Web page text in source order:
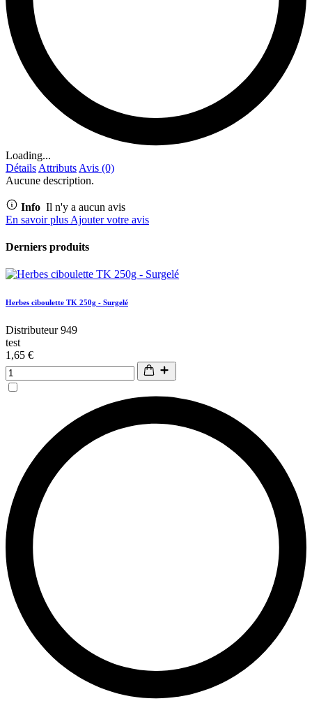
Loading...
Détails Attributs Avis (0)
Aucune description.
Info Il n'y a aucun avis
En savoir plus Ajouter votre avis
Derniers produits
Herbes ciboulette TK 250g - Surgelé
Distributeur 949
test
1,65 €